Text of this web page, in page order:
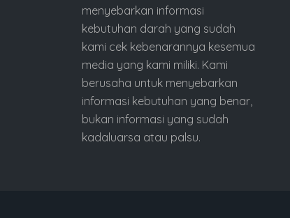
menyebarkan informasi
kebutuhan darah yang sudah
kami cek kebenarannya kesemua
media yang kami miliki. Kami
berusaha untuk menyebarkan
informasi kebutuhan yang benar,
bukan informasi yang sudah
kadaluarsa atau palsu.